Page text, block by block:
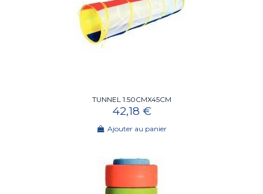
TUNNEL 1.50CMX45CM
42,18 €
Ajouter au panier